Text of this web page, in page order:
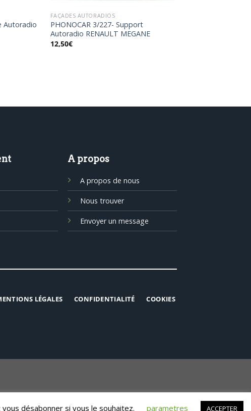
Autoradio
FAÇADES AUTORADIOS
PHONOCAR 3/227- Support
Autoradio RENAULT MEGANE
12,50€
A propos
A propos de nous
Nous trouver
Envoyer un message
LÉGALES CONFIDENTIALITÉ COOKIES
désabonner si vous le souhaitez. parametres ACCEPTER